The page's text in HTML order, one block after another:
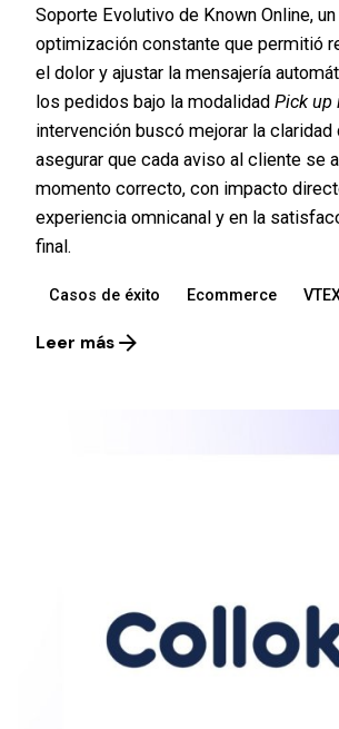
Soporte Evolutivo de Known Online,
optimización constante que permitió
el dolor y ajustar la mensajería
los pedidos bajo la modalidad Pick up
intervención buscó mejorar la
asegurar que cada aviso al cliente se
momento correcto, con impacto
experiencia omnicanal y en la
final.
Casos de éxito Ecommerce
Leer más